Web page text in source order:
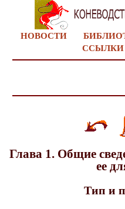
НОВОСТИ
ССЫЛКИ
Глава 1. Общие
ее
Тип и